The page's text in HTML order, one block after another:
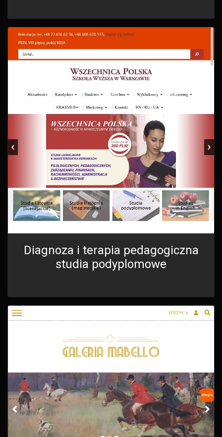
Diagnoza i terapia pedagogiczna
studia podyplomowe